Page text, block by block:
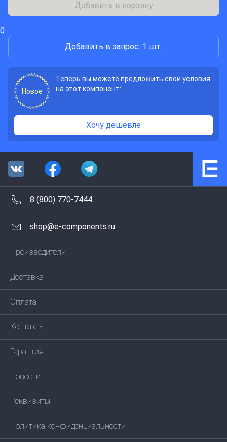
Добавить в корзину
0
Добавить в запрос: 1 шт.
Новое
Теперь вы можете предложить свои условия
на этот компонент:
Хочу дешевле
8 (800) 770-7444
shop@e-components.ru
Производители
Доставка
Оплата
Контакты
Гарантия
Новости
Реквизиты
Политика конфиденциальности